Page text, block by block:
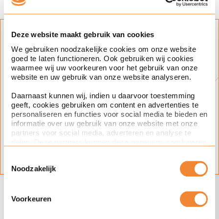
Deze website maakt gebruik van cookies
We gebruiken noodzakelijke cookies om onze website
goed te laten functioneren. Ook gebruiken wij cookies
waarmee wij uw voorkeuren voor het gebruik van onze
website en uw gebruik van onze website analyseren.
Daarnaast kunnen wij, indien u daarvoor toestemming
geeft, cookies gebruiken om content en advertenties te
personaliseren en functies voor social media te bieden en
informatie over uw gebruik van onze website met onze
partners voor social media, adverteren en analyse te
ze hebben verzameld op basis van uw gebruik van hun
services. Met de schuifknoppen in deze cookiebanner
kunt u aangeven of u bezwaar heeft tegen de inzet van
van bepaalde cookies. Toestemming kunt u altijd weer
Noodzakelijk
Voorkeuren
Stay up to date
Click on the plus and sign up for updates
on this topic.
Expertise(s)
mergers and acquisitions customs, trade & logistics
Subject(s)
Also interested in these